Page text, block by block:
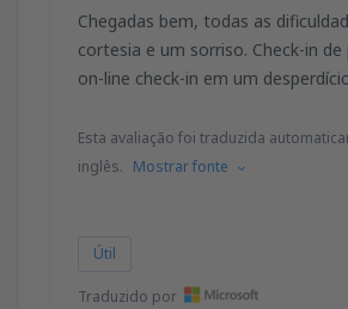
Chegadas bem, todas as
cortesia e um sorriso. Check-in
on-line check-in em um
Esta avaliação foi traduzida
inglês. Mostrar fonte
Útil
Traduzido por